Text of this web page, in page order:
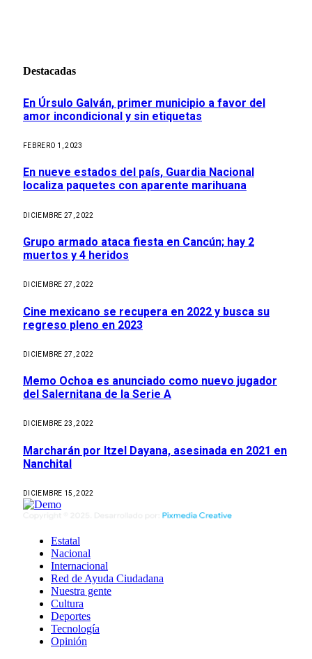
Destacadas
En Úrsulo Galván, primer municipio a favor del
amor incondicional y sin etiquetas
FEBRERO 1, 2023
En nueve estados del país, Guardia Nacional
localiza paquetes con aparente marihuana
DICIEMBRE 27, 2022
Grupo armado ataca fiesta en Cancún; hay 2
muertos y 4 heridos
DICIEMBRE 27, 2022
Cine mexicano se recupera en 2022 y busca su
regreso pleno en 2023
DICIEMBRE 27, 2022
Memo Ochoa es anunciado como nuevo jugador
del Salernitana de la Serie A
DICIEMBRE 23, 2022
Marcharán por Itzel Dayana, asesinada en 2021 en
Nanchital
DICIEMBRE 15, 2022
Estatal
Nacional
Internacional
Red de Ayuda Ciudadana
Nuestra gente
Cultura
Deportes
Tecnología
Opinión